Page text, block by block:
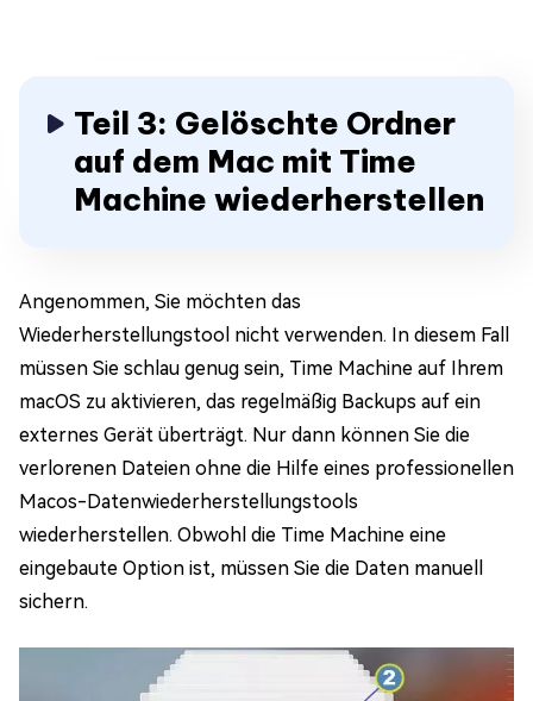
Teil 3: Gelöschte Ordner
auf dem Mac mit Time
Machine wiederherstellen
Angenommen, Sie möchten das
Wiederherstellungstool nicht verwenden. In diesem Fall
müssen Sie schlau genug sein, Time Machine auf Ihrem
macOS zu aktivieren, das regelmäßig Backups auf ein
externes Gerät überträgt. Nur dann können Sie die
verlorenen Dateien ohne die Hilfe eines professionellen
Macos-Datenwiederherstellungstools
wiederherstellen. Obwohl die Time Machine eine
eingebaute Option ist, müssen Sie die Daten manuell
sichern.